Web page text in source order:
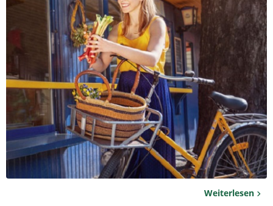
Weiterlesen